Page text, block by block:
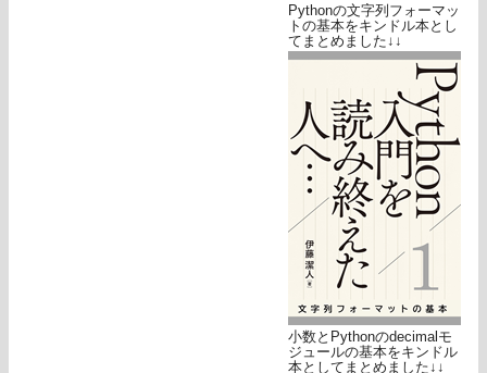
Pythonの文字列フォーマッ
トの基本をキンドル本とし
てまとめました↓↓
小数とPythonのdecimalモ
ジュールの基本をキンドル
本としてまとめました↓↓